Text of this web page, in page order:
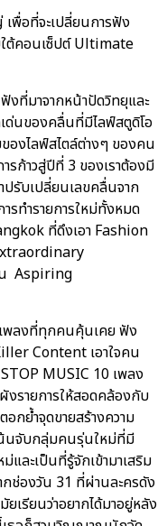
พื่อที่จะเปลี่ยนการฟัง
ต้คอนเซ็ปต์ Ultimate
ที่มาจากหน้าปัดวิทยุและ
ด่นของคลื่นที่มีไลฟ์สตูดิโอ
องไลฟ์สไตล์ต่างๆ ของคน
รก้าวสู่ปีที่ 3 ของเราต้องมี
ปรับเปลี่ยนเลขคลื่นจาก
รทำรายการใหม่ทั้งหมด
ที่ดึงเอา Fashion
น Aspiring
เพลงที่ทุกคนคุ้นเคย ฟัง
Content เอาใจคน
MUSIC 10 เพลง
รายการให้สอดคล้องกับ
กย้ำจุดขายสร้างความ
นจับกลุ่มคนรุ่นใหม่ที่มี
และเป็นที่รู้จักเข้ามาเสริม
ช่องวัน 31 ที่ผ่านละครดัง
เรียนว่าอยากได้มาอยู่หลัง